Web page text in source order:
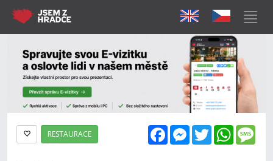
FacebookMessenger
Twitter
RESTAURACE